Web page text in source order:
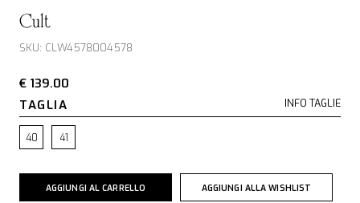
Cult
SKU: CLW4578004578
€ 139.00
TAGLIA
INFO TAGLIE
40 41
AGGIUNGI AL CARRELLO AGGIUNGI ALLA WISHLIST